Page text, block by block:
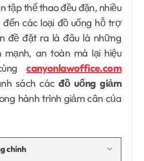
tập thể thao đều đặn, nhiều
các loại đồ uống hỗ trợ
đề đặt ra là đâu là những
mạnh, an toàn mà lại hiệu
canyonlawoffice.com
sách cácđồ uống giảm
hành trình giảm cân của
chính